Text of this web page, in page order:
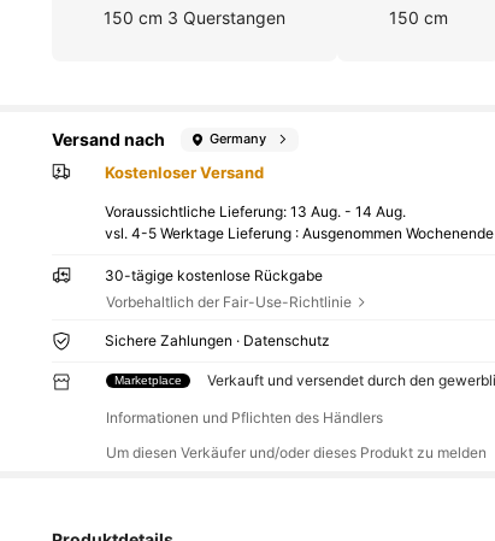
150 cm 3 Querstangen 150 cm
Versand nach Germany
Kostenloser Versand
Voraussichtliche Lieferung:13 Aug. - 14 Aug.
vsl. 4-5 Werktage Lieferung : Ausgenommen
30-tägige kostenlose Rückgabe
Vorbehaltlich der Fair-Use-Richtlinie
Sichere Zahlungen · Datenschutz
Marketplace Verkauft und versendet durch den
Informationen und Pflichten des Händlers
Um diesen Verkäufer und/oder dieses Produkt zu melden